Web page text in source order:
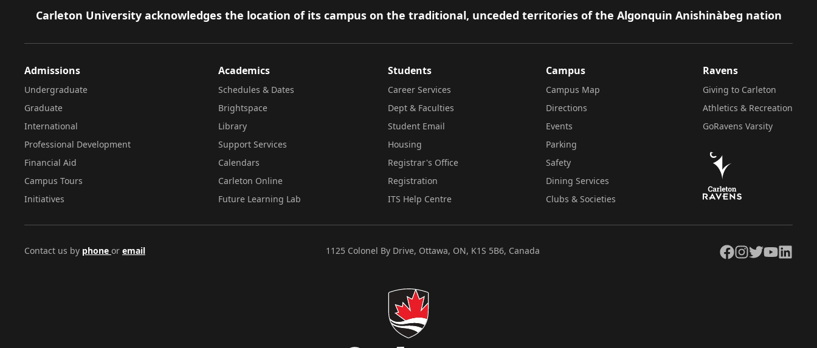
Footer
Carleton University acknowledges the location of its campus on the traditional, unceded territories of the Algonquin Anishinàbeg nation
Admissions
Undergraduate
Graduate
International
Professional Development
Financial Aid
Campus Tours
Initiatives
Academics
Schedules & Dates
Brightspace
Library
Support Services
Calendars
Carleton Online
Future Learning Lab
Students
Career Services
Dept & Faculties
Student Email
Housing
Registrar's Office
Registration
ITS Help Centre
Campus
Campus Map
Directions
Events
Parking
Safety
Dining Services
Clubs & Societies
Ravens
Giving to Carleton
Athletics & Recreation
GoRavens Varsity
Contact us by phone or email 1125 Colonel By Drive, Ottawa, ON, K1S 5B6, Canada Facebook
Instagram
TwitterYouTubeLinkedIn